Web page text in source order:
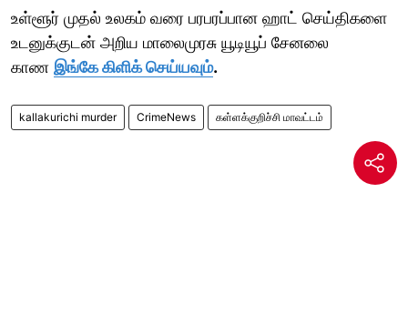
உள்ளூர் முதல் உலகம் வரை பரபரப்பான ஹாட் செய்திகளை
உடனுக்குடன் அறிய மாலைமுரசு யூடியூப் சேனலை
காண இங்கே கிளிக் செய்யவும்.
kallakurichi murder CrimeNews கள்ளக்குறிச்சி மாவட்டம்